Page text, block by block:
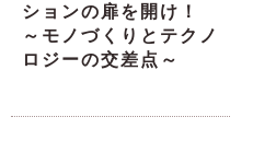
ションの扉を開け！
～モノづくりとテクノ
ロジーの交差点～